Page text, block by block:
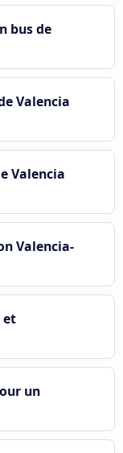
bus de
Valencia
Valencia
Valencia-
et
un